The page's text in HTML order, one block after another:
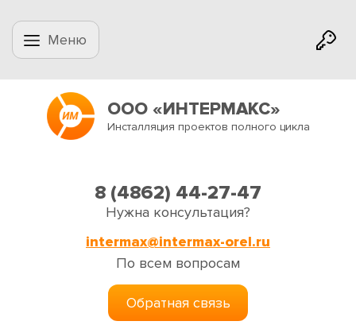
Меню
ООО «ИНТЕРМАКС»
Инсталляция проектов полного цикла
8 (4862) 44-27-47
Нужна консультация?
intermax@intermax-orel.ru
По всем вопросам
Обратная связь